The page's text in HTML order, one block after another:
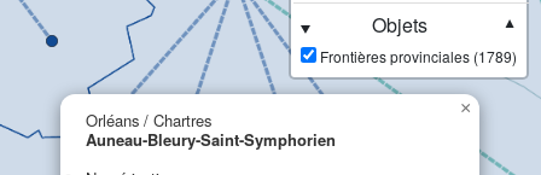
Orléans / Chartres
Auneau-Bleury-Saint-Symphorien
×
Objets
▼
Frontières provinciales (1789)